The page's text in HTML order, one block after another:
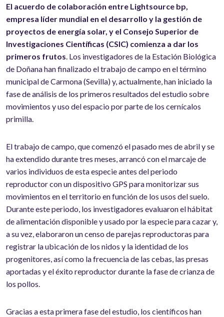
El acuerdo de colaboración entre Lightsource bp,
empresa líder mundial en el desarrollo y la gestión de
proyectos de energía solar, y el Consejo Superior de
Investigaciones Científicas (CSIC) comienza a dar los
primeros frutos. Los investigadores de la Estación Biológica
de Doñana han finalizado el trabajo de campo en el término
municipal de Carmona (Sevilla) y, actualmente, han iniciado la
fase de análisis de los primeros resultados del estudio sobre
movimientos y uso del espacio por parte de los cernícalos
primilla.
El trabajo de campo, que comenzó el pasado mes de abril y se
ha extendido durante tres meses, arrancó con el marcaje de
varios individuos de esta especie antes del periodo
reproductor con un dispositivo GPS para monitorizar sus
movimientos en el territorio en función de los usos del suelo.
Durante este periodo, los investigadores evaluaron el hábitat
de alimentación disponible y usado por la especie para cazar y,
a su vez, elaboraron un censo de parejas reproductoras para
registrar la ubicación de los nidos y la identidad de los
progenitores, así como la frecuencia de las cebas, las presas
aportadas y el éxito reproductor durante la fase de crianza de
los pollos.
Gracias a esta primera fase del estudio, los científicos han